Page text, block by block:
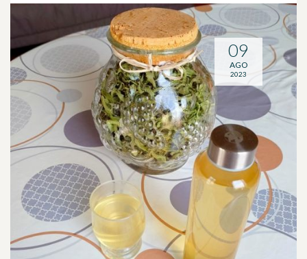
09
AGO
2023